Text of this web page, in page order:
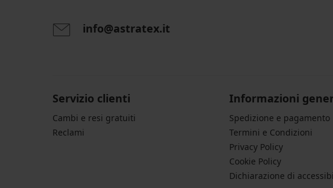
info@astratex.it
Servizio clienti
Cambi e resi gratuiti
Reclami
Informazioni
Spedizione e pagamento
Termini e Condizioni
Privacy Policy
Cookie Policy
Dichiarazione di